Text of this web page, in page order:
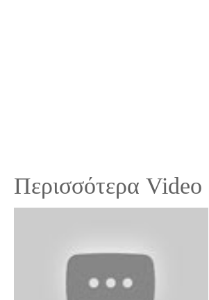
Περισσότερα Video